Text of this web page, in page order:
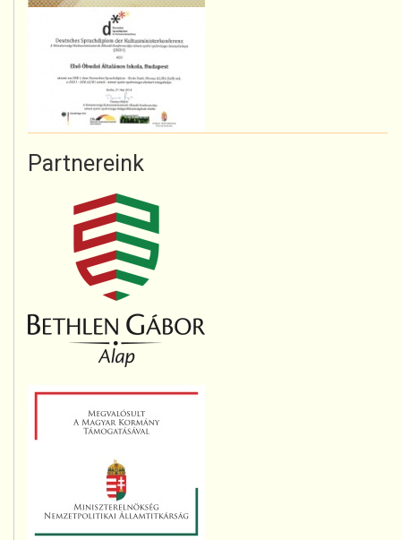
Partnereink